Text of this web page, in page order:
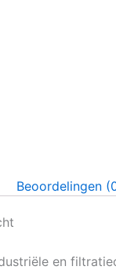
Beoordelingen
en